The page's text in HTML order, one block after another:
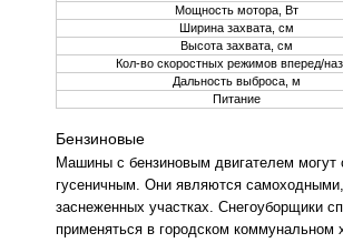
Мощность мотора, Вт
Ширина захвата, см
Высота захвата, см
Кол-во скоростных режимов вперед/
Дальность выброса, м
Питание
Бензиновые
Машины с бензиновым двигателем
гусеничным. Они являются
заснеженных участках. Снегоуборщики
применяться в городском коммунальном